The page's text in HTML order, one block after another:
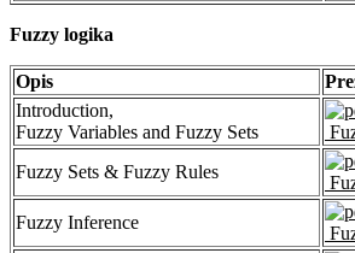
Fuzzy logika
Opis
Introduction,
Fuzzy Variables and Fuzzy Sets
Fuzzy Sets & Fuzzy Rules
Fuzzy Inference